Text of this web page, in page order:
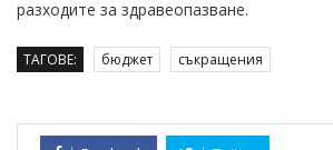
разходите за здравеопазване.
ТАГОВЕ: бюджет съкращения